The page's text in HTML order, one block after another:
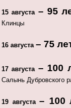
15 августа – 95
Клинцы
16 августа – 75
17 августа – 100
Салынь Дубровского
19 августа – 100